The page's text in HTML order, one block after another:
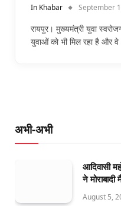
In Khabar September
रायपुर। मुख्यमंत्री युवा
युवाओं को भी मिल रहा है और
अभी-अभी
आदिवासी
ने मोराबादी
August 5,